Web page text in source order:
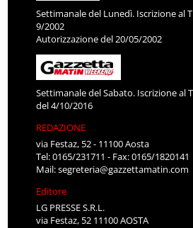
Settimanale del Lunedì. Iscrizione al
9/2002
Autorizzazione del 20/05/2002
Settimanale del Sabato. Iscrizione al
del 4/10/2016
REDAZIONE
via Festaz, 52 - 11100 Aosta
Tel: 0165/231711 - Fax: 0165/1820141
Mail:segreteria@gazzettamatin.com
Editore
LG PRESSE S.R.L.
via Festaz, 52 11100 AOSTA